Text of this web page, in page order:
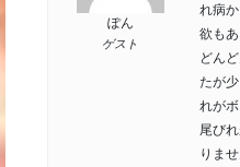
ぽん
ゲスト
れ病
欲も
どん
たが
れが
尾び
りま